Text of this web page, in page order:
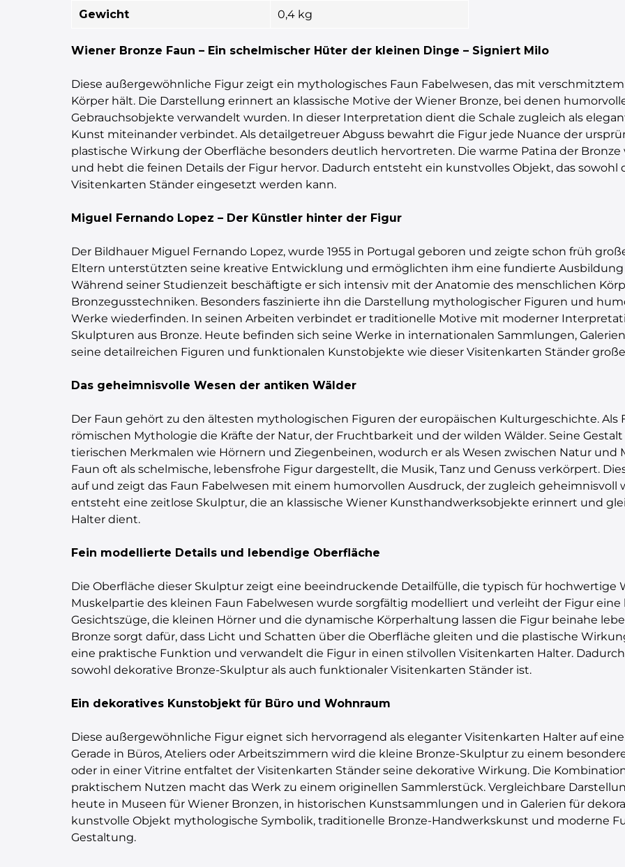
Gewicht 0,4 kg
Wiener Bronze Faun – Ein schelmischer Hüter der kleinen Dinge – Signiert Milo
Diese außergewöhnliche Figur zeigt ein mythologisches Faun Fabelwesen, das mit
Körper hält. Die Darstellung erinnert an klassische Motive der Wiener Bronze, bei denen
Gebrauchsobjekte verwandelt wurden. In dieser Interpretation dient die Schale zugleich als
Kunst miteinander verbindet. Als detailgetreuer Abguss bewahrt die Figur jede Nuance der
plastische Wirkung der Oberfläche besonders deutlich hervortreten. Die warme Patina der
und hebt die feinen Details der Figur hervor. Dadurch entsteht ein kunstvolles Objekt, das sowohl
Visitenkarten Ständer eingesetzt werden kann.
Miguel Fernando Lopez – Der Künstler hinter der Figur
Der Bildhauer Miguel Fernando Lopez, wurde 1955 in Portugal geboren und zeigte schon früh
Eltern unterstützten seine kreative Entwicklung und ermöglichten ihm eine fundierte
Während seiner Studienzeit beschäftigte er sich intensiv mit der Anatomie des menschlichen
Bronzegusstechniken. Besonders faszinierte ihn die Darstellung mythologischer Figuren und
Werke wiederfinden. In seinen Arbeiten verbindet er traditionelle Motive mit moderner
Skulpturen aus Bronze. Heute befinden sich seine Werke in internationalen Sammlungen,
seine detailreichen Figuren und funktionalen Kunstobjekte wie dieser Visitenkarten Ständer
Das geheimnisvolle Wesen der antiken Wälder
Der Faun gehört zu den ältesten mythologischen Figuren der europäischen Kulturgeschichte. Als
römischen Mythologie die Kräfte der Natur, der Fruchtbarkeit und der wilden Wälder. Seine
tierischen Merkmalen wie Hörnern und Ziegenbeinen, wodurch er als Wesen zwischen Natur und
Faun oft als schelmische, lebensfrohe Figur dargestellt, die Musik, Tanz und Genuss verkörpert.
auf und zeigt das Faun Fabelwesen mit einem humorvollen Ausdruck, der zugleich geheimnisvoll
entsteht eine zeitlose Skulptur, die an klassische Wiener Kunsthandwerksobjekte erinnert und
Halter dient.
Fein modellierte Details und lebendige Oberfläche
Die Oberfläche dieser Skulptur zeigt eine beeindruckende Detailfülle, die typisch für hochwertige
Muskelpartie des kleinen Faun Fabelwesen wurde sorgfältig modelliert und verleiht der Figur
Gesichtszüge, die kleinen Hörner und die dynamische Körperhaltung lassen die Figur beinahe
Bronze sorgt dafür, dass Licht und Schatten über die Oberfläche gleiten und die plastische
eine praktische Funktion und verwandelt die Figur in einen stilvollen Visitenkarten Halter.
sowohl dekorative Bronze-Skulptur als auch funktionaler Visitenkarten Ständer ist.
Ein dekoratives Kunstobjekt für Büro und Wohnraum
Diese außergewöhnliche Figur eignet sich hervorragend als eleganter Visitenkarten Halter auf
Gerade in Büros, Ateliers oder Arbeitszimmern wird die kleine Bronze-Skulptur zu einem
oder in einer Vitrine entfaltet der Visitenkarten Ständer seine dekorative Wirkung. Die
praktischem Nutzen macht das Werk zu einem originellen Sammlerstück. Vergleichbare
heute in Museen für Wiener Bronzen, in historischen Kunstsammlungen und in Galerien für
kunstvolle Objekt mythologische Symbolik, traditionelle Bronze-Handwerkskunst und moderne
Gestaltung.